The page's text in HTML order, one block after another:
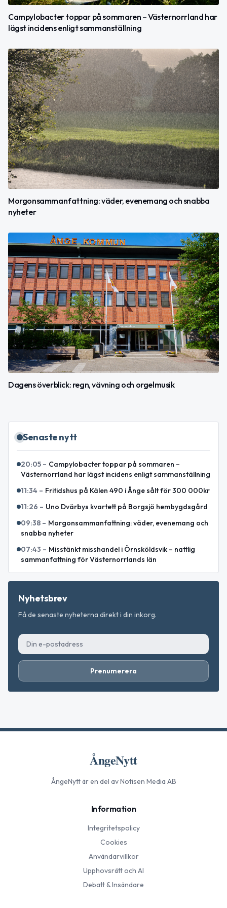
Campylobacter toppar på sommaren – Västernorrland har
lägst incidens enligt sammanställning
Morgonsammanfattning: väder, evenemang och snabba
nyheter
Dagens överblick: regn, vävning och orgelmusik
Senaste nytt
20:05 – Campylobacter toppar på sommaren –
Västernorrland har lägst incidens enligt sammanställning
11:34 – Fritidshus på Kälen 490 i Ånge sålt för 300 000kr
11:26 – Uno Dvärbys kvartett på Borgsjö hembygdsgård
09:38 – Morgonsammanfattning: väder, evenemang och
snabba nyheter
07:43 – Misstänkt misshandel i Örnsköldsvik – nattlig
sammanfattning för Västernorrlands län
Nyhetsbrev
Få de senaste nyheterna direkt i din inkorg.
Prenumerera
ÅngeNytt
ÅngeNyttär en del av Notisen Media AB
Information
Integritetspolicy
Cookies
Användarvillkor
Upphovsrätt och AI
Debatt & Insändare